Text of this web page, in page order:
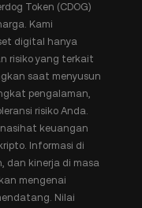
Token (CDOG)
Kami
digital hanya
risiko yang terkait
saat menyusun
pengalaman,
risiko Anda.
keuangan
Informasi di
dan kinerja di masa
mengenai
Nilai